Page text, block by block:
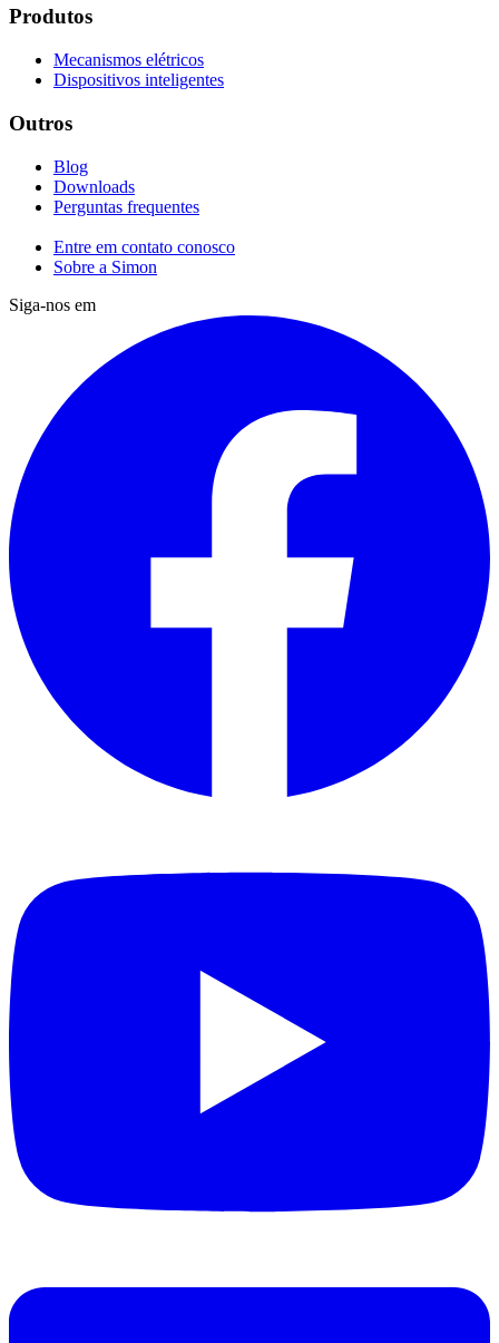
Produtos
Mecanismos elétricos
Dispositivos inteligentes
Outros
Blog
Downloads
Perguntas frequentes
Entre em contato conosco
Sobre a Simon
Siga-nos em